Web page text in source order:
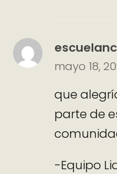
escuelanc
mayo 18,
que
parte de
-Equipo